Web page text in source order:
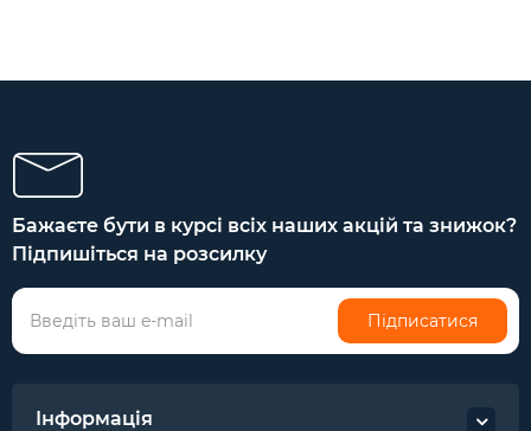
Бажаєте бути в курсі всіх наших акцій та знижок?
Підпишіться на розсилку
Підписатися
Інформація